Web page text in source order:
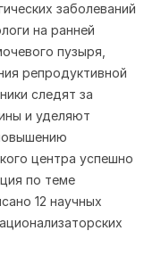
заболеваний
на ранней
пузыря,
репродуктивной
следят за
и уделяют
центра успешно
по теме
12 научных